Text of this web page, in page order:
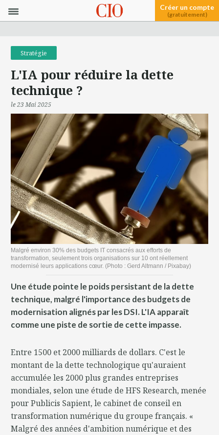
Créer un compte
(gratuitement)
Stratégie
L'IA pour réduire la dette
technique ?
le 23 Mai 2025
Malgré environ 30% des budgets IT consacrés aux efforts de
transformation, seulement trois organisations sur 10 ont réellement
modernisé leurs applications cœur. (Photo : Gerd Altmann / Pixabay)
Une étude pointe le poids persistant de la dette
technique, malgré l'importance des budgets de
modernisation alignés par les DSI. L'IA apparaît
comme une piste de sortie de cette impasse.
Entre 1500 et 2000 milliards de dollars. C'est le
montant de la dette technologique qu'auraient
accumulée les 2000 plus grandes entreprises
mondiales, selon une étude de HFS Research, menée
pour Publicis Sapient, le cabinet de conseil en
transformation numérique du groupe français. «
Malgré des années d'ambition numérique et des